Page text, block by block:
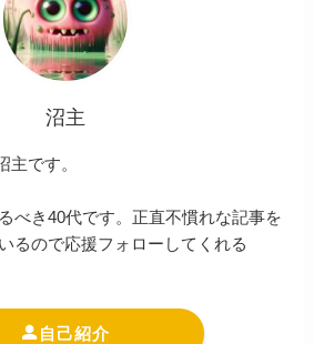
沼主
主です。
べき40代です。正直不慣れな記事を
るので応援フォローしてくれる
自己紹介